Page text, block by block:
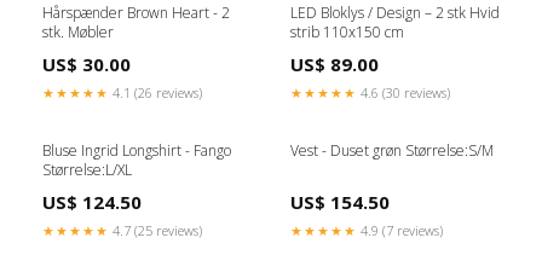
Hårspænder Brown Heart - 2
stk. Møbler
US$ 30.00
★★★★★ 4.1 (26 reviews)
LED Bloklys / Design – 2 stk Hvid
strib 110x150 cm
US$ 89.00
★★★★★ 4.6 (30 reviews)
Bluse Ingrid Longshirt - Fango
Størrelse:L/XL
US$ 124.50
★★★★★ 4.7 (25 reviews)
Vest - Duset grøn Størrelse:S/M
US$ 154.50
★★★★★ 4.9 (7 reviews)